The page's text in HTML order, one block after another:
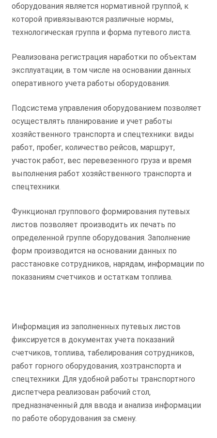
оборудования является нормативной группой, к
которой привязываются различные нормы,
технологическая группа и форма путевого листа.
Реализована регистрация наработки по объектам
эксплуатации, в том числе на основании данных
оперативного учета работы оборудования.
Подсистема управления оборудованием позволяет
осуществлять планирование и учет работы
хозяйственного транспорта и спецтехники: виды
работ, пробег, количество рейсов, маршрут,
участок работ, вес перевезенного груза и время
выполнения работ хозяйственного транспорта и
спецтехники.
Функционал группового формирования путевых
листов позволяет производить их печать по
определенной группе оборудования. Заполнение
форм производится на основании данных по
расстановке сотрудников, нарядам, информации по
показаниям счетчиков и остаткам топлива.
Информация из заполненных путевых листов
фиксируется в документах учета показаний
счетчиков, топлива, табелирования сотрудников,
работ горного оборудования, хозтранспорта и
спецтехники. Для удобной работы транспортного
диспетчера реализован рабочий стол,
предназначенный для ввода и анализа информации
по работе оборудования за смену.